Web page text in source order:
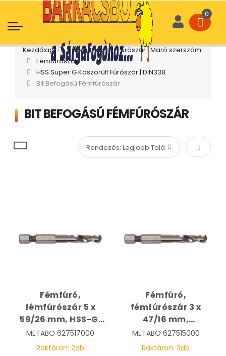
Kezdőlap Kategóriák
Fúrószár | Maró szerszám
Fémfúrószár
HSS Super G Köszörült Fúrószár | DIN338
Bit Befogású Fémfúrószár
BIT BEFOGÁSÚ FÉMFÚRÓSZÁR
Fémfúró,
fémfúrószár 5 x
59/26 mm, HSS-G,
bitbefogású,
köszörült,
METABO 627517000
Raktáron: 2db
Fémfúró,
fémfúrószár 3 x
47/16 mm,
bitbefogású HSS-G
köszörült,
METABO 627515000
Raktáron: 3db